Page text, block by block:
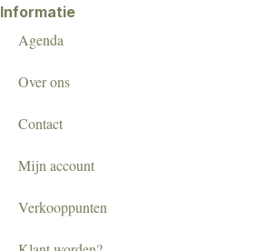
Informatie
Agenda
Over ons
Contact
Mijn account
Verkooppunten